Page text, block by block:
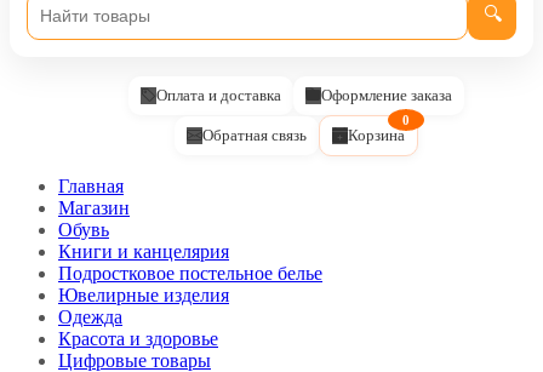
🔍
Оплата и доставка Оформление заказа
Обратная связь Корзина
0
Главная
Магазин
Обувь
Книги и канцелярия
Подростковое постельное белье
Ювелирные изделия
Одежда
Красота и здоровье
Цифровые товары